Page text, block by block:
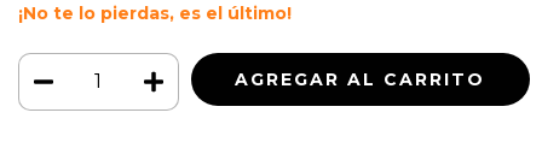
¡No te lo pierdas, es el último!